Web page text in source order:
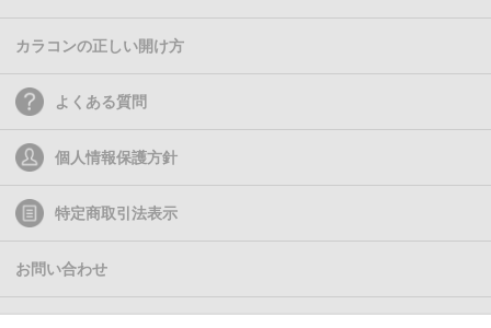
カラコンの正しい開け方
よくある質問
個人情報保護方針
特定商取引法表示
お問い合わせ